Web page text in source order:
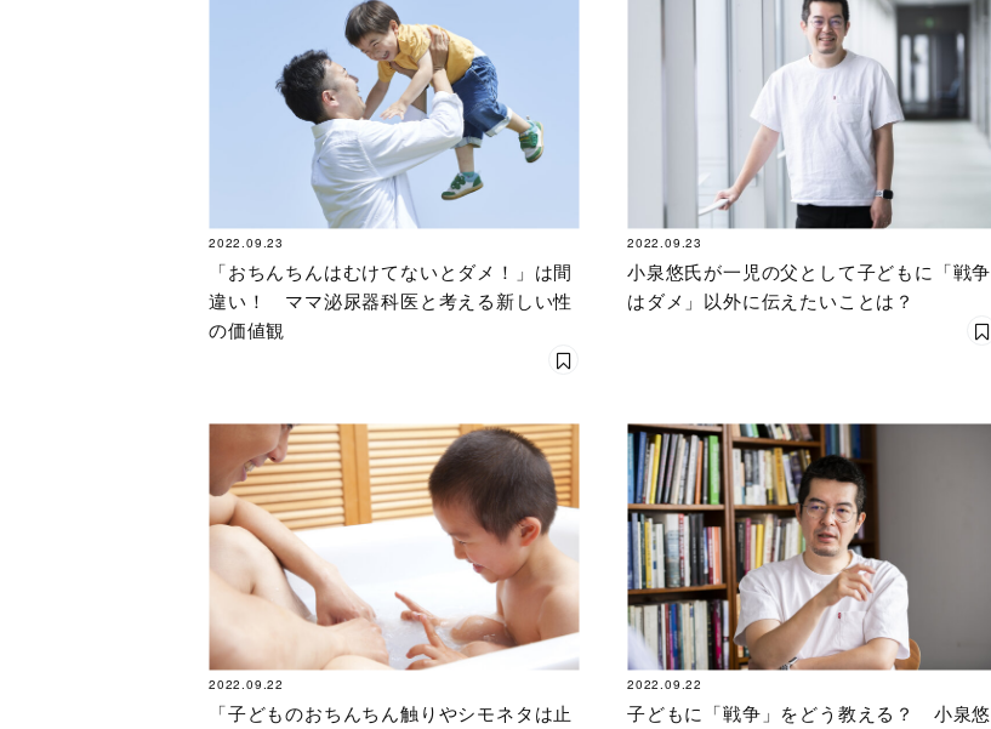
2022.09.23
「おちんちんはむけてないとダメ！」は間
違い！ ママ泌尿器科医と考える新しい性
の価値観
2022.09.23
小泉悠氏が一児の父として子どもに「戦争
はダメ」以外に伝えたいことは？
2022.09.22
「子どものおちんちん触りやシモネタは止
2022.09.22
子どもに「戦争」をどう教える？ 小泉悠